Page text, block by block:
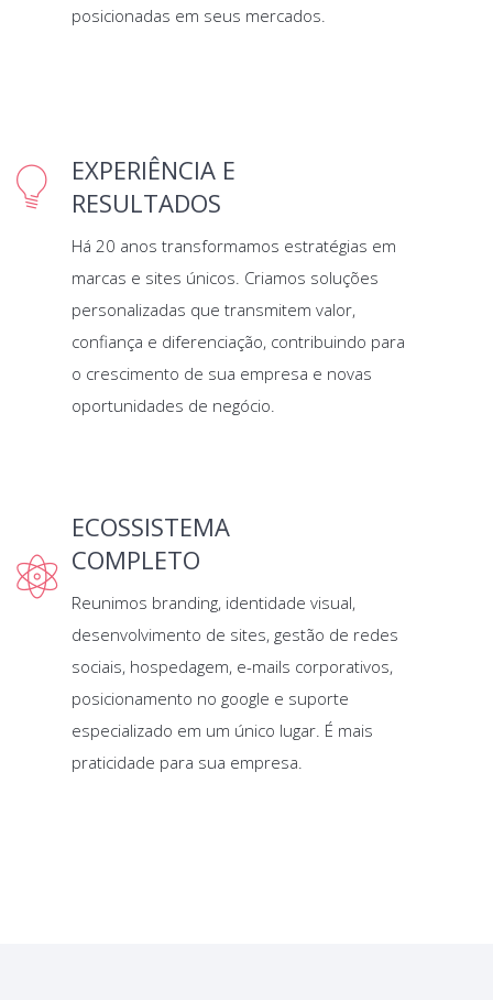
posicionadas em seus mercados.
EXPERIÊNCIA E
RESULTADOS
Há 20 anos transformamos estratégias em
marcas e sites únicos. Criamos soluções
personalizadas que transmitem valor,
confiança e diferenciação, contribuindo para
o crescimento de sua empresa e novas
oportunidades de negócio.
ECOSSISTEMA
COMPLETO
Reunimos branding, identidade visual,
desenvolvimento de sites, gestão de redes
sociais, hospedagem, e-mails corporativos,
posicionamento no google e suporte
especializado em um único lugar. É mais
praticidade para sua empresa.